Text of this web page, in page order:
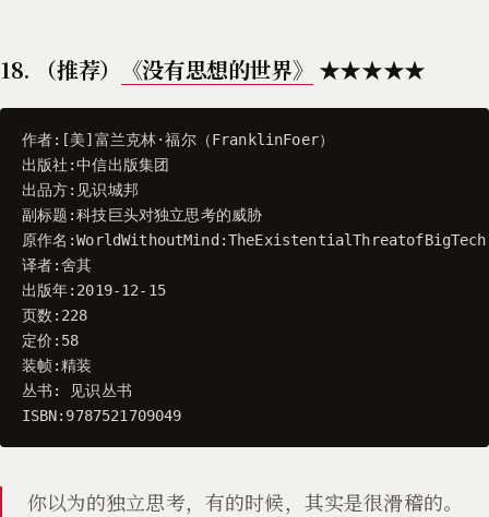
18. （推荐） 《没有思想的世界》 ★★★★★
作者:[美]富兰克林·福尔（FranklinFoer）
出版社 :中信出版集团
出品方: 见识城邦
副标题 :科技巨头对独立思考的威胁
原作名 :WorldWithoutMind:TheExistentialThreatofBigTech
译者:舍其
出版年: 2019-12- 15
页数 : 228
定价 : 58
装帧:精装
丛书 :
见识丛书
ISBN: 9787521709049
你以为的独立思考，有的时候，其实是很滑稽的。